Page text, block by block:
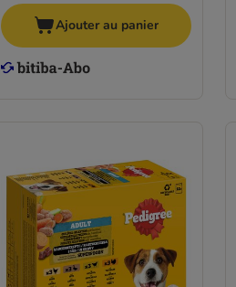
Ajouter au panier